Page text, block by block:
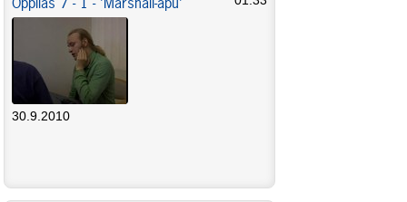
30.9.2010